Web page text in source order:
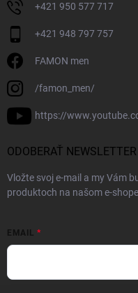
+421 950 577 717
+421 948 797 757
FAMON men
/famon_men/
https://
ODOBERAŤ NEWSLETTER
Vložte svoj e-mail a my Vám
produktoch na našom e-
EMAIL